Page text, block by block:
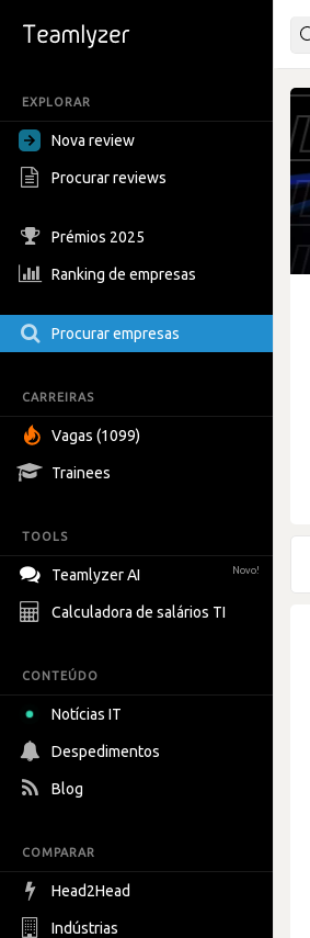
EXPLORAR
Nova review
Procurar reviews
Prémios 2025
Ranking de empresas
Procurar empresas
CARREIRAS
Vagas (1099)
Trainees
TOOLS
Teamlyzer AI Novo!
Calculadora de salários TI
CONTEÚDO
Notícias IT
Despedimentos
Blog
COMPARAR
Head2Head
Indústrias